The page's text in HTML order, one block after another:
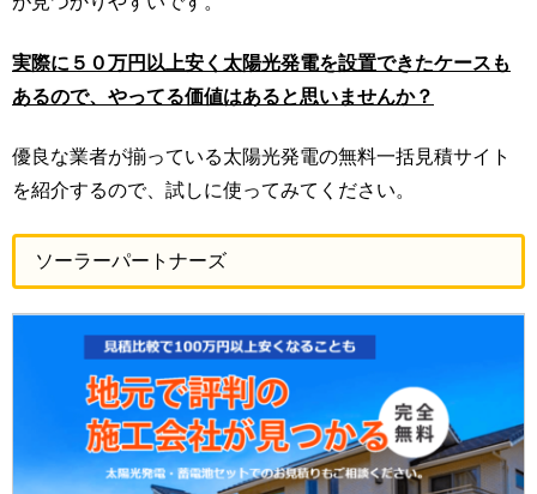
実際に５０万円以上安く太陽光発電を設置できたケースも
あるので、やってる価値はあると思いませんか？
優良な業者が揃っている太陽光発電の無料一括見積サイト
を紹介するので、試しに使ってみてください。
ソーラーパートナーズ